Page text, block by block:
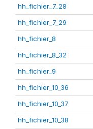
hh_fichier_7_28
hh_fichier_7_29
hh_fichier_8
hh_fichier_8_32
hh_fichier_9
hh_fichier_10_36
hh_fichier_10_37
hh_fichier_10_38